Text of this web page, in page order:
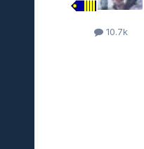
10.7k